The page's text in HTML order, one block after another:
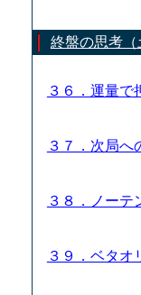
終盤の思考（
３６．運量
３７．次局
３８．ノー
３９．ベタ